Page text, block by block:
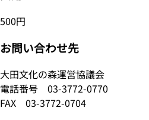
500円
お問い合わせ先
大田文化の森運営協議会
電話番号 03-3772-0770
FAX 03-3772-0704